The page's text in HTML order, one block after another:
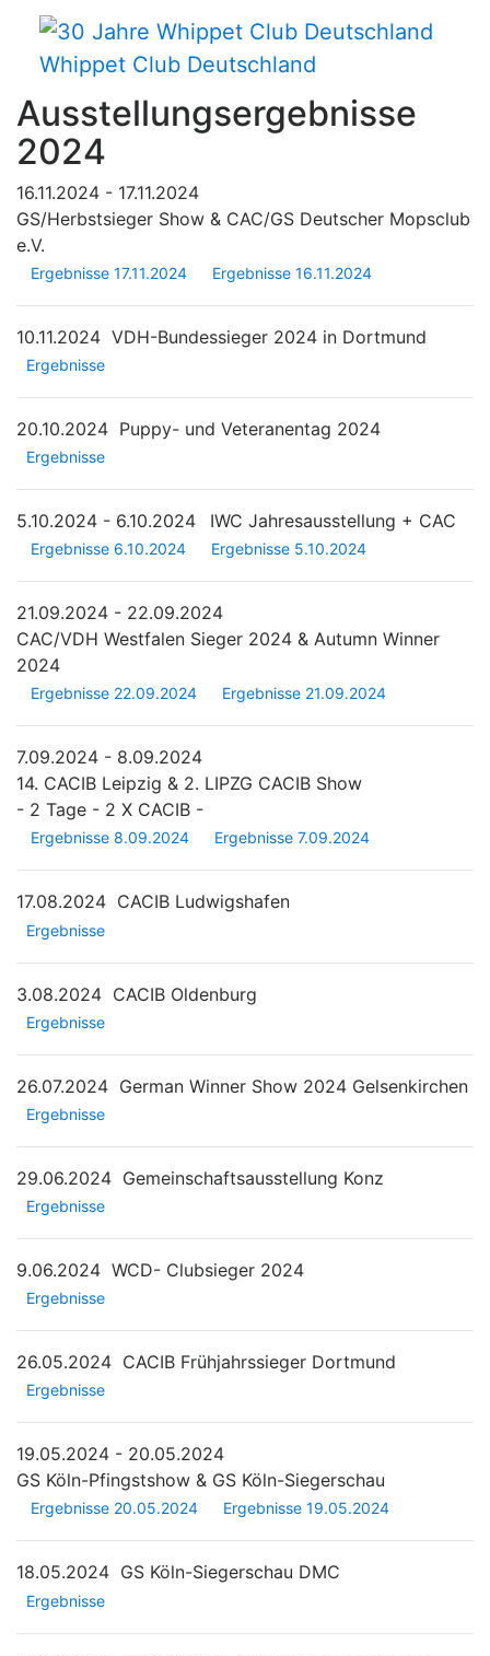
Whippet Club Deutschland
Ausstellungsergebnisse
2024
16.11.2024 - 17.11.2024
GS/Herbstsieger Show & CAC/GS Deutscher Mopsclub
e.V.
Ergebnisse 17.11.2024 Ergebnisse 16.11.2024
10.11.2024 VDH-Bundessieger 2024 in Dortmund
Ergebnisse
20.10.2024 Puppy- und Veteranentag 2024
Ergebnisse
5.10.2024 - 6.10.2024 IWC Jahresausstellung + CAC
Ergebnisse 6.10.2024 Ergebnisse 5.10.2024
21.09.2024 - 22.09.2024
CAC/VDH Westfalen Sieger 2024 & Autumn Winner
2024
Ergebnisse 22.09.2024 Ergebnisse 21.09.2024
7.09.2024 - 8.09.2024
14. CACIB Leipzig & 2. LIPZG CACIB Show
- 2 Tage - 2 X CACIB -
Ergebnisse 8.09.2024 Ergebnisse 7.09.2024
17.08.2024 CACIB Ludwigshafen
Ergebnisse
3.08.2024 CACIB Oldenburg
Ergebnisse
26.07.2024 German Winner Show 2024 Gelsenkirchen
Ergebnisse
29.06.2024 Gemeinschaftsausstellung Konz
Ergebnisse
9.06.2024 WCD- Clubsieger 2024
Ergebnisse
26.05.2024 CACIB Frühjahrssieger Dortmund
Ergebnisse
19.05.2024 - 20.05.2024
GS Köln-Pfingstshow & GS Köln-Siegerschau
Ergebnisse 20.05.2024 Ergebnisse 19.05.2024
18.05.2024 GS Köln-Siegerschau DMC
Ergebnisse